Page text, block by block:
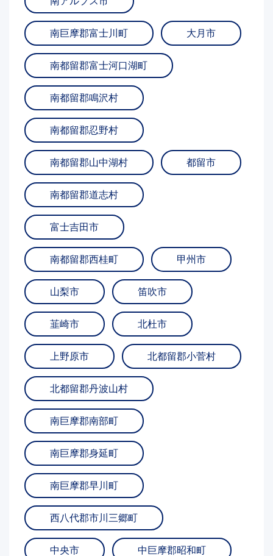
南巨摩郡富士川町 大月市
南都留郡富士河口湖町
南都留郡鳴沢村
南都留郡忍野村
南都留郡山中湖村 都留市
南都留郡道志村
富士吉田市
南都留郡西桂町 甲州市
山梨市 笛吹市
韮崎市 北杜市
上野原市 北都留郡小菅村
北都留郡丹波山村
南巨摩郡南部町
南巨摩郡身延町
南巨摩郡早川町
西八代郡市川三郷町
中央市 中巨摩郡昭和町